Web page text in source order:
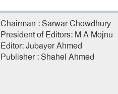
Chairman : Sarwar Chowdhury
President of Editors: M A Mojnu
Editor: Jubayer Ahmed
Publisher : Shahel Ahmed